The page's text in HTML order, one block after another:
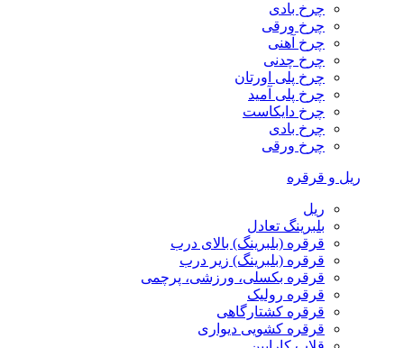
چرخ بادی
چرخ ورقی
چرخ آهنی
چرخ چدنی
چرخ پلی اورتان
چرخ پلی آمید
چرخ دایکاست
چرخ بادی
چرخ ورقی
ریل و قرقره
ریل
بلبرینگ تعادل
قرقره (بلبرینگ) بالای درب
قرقره (بلبرینگ) زیر درب
قرقره بکسلی، ورزشی، پرچمی
قرقره رولیک
قرقره کشتارگاهی
قرقره کشویی دیواری